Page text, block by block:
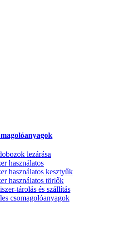
lezárása
használatos
használatos kesztyűk
használatos törlők
tárolás és szállítás
csomagolóanyagok